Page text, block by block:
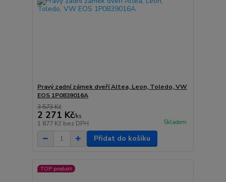
Pravý zadní zámek dveří Altea, Leon, Toledo, VW
EOS 1P0839016A
3 573 Kč
2 271 Kč/ks
1 877 Kč bez DPH Skladem
Přidat do košíku
TOP produkt